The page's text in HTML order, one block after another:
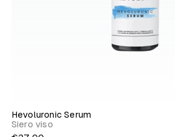
Hevoluronic Serum
Siero viso